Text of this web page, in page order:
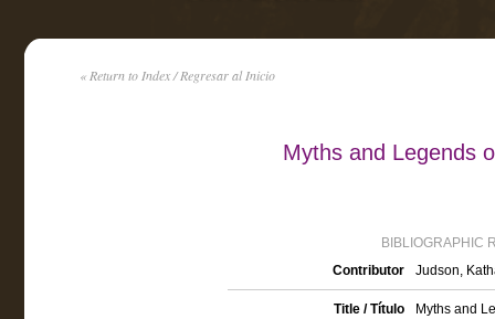
« Return to Index / Regresar al Inicio
Myths and Legends
BIBLIOGRAPHIC
Contributor
Judson,
Title / Título Myths and